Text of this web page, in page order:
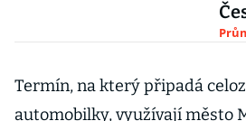
Termín, na který připadá
automobilky, využívají město